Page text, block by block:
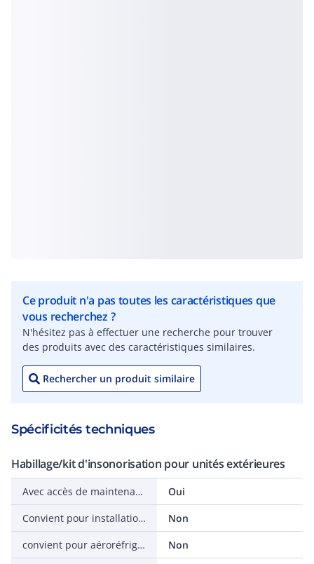
Ce produit n'a pas toutes les caractéristiques que
vous recherchez ?
N'hésitez pas à effectuer une recherche pour trouver
des produits avec des caractéristiques similaires.
Rechercher un produit similaire
Spécificités techniques
Habillage/kit d'insonorisation pour unités extérieures
Avec accès de maintenance
Oui
Convient pour installation frigorifique
Non
convient pour aéroréfrigérant
Non